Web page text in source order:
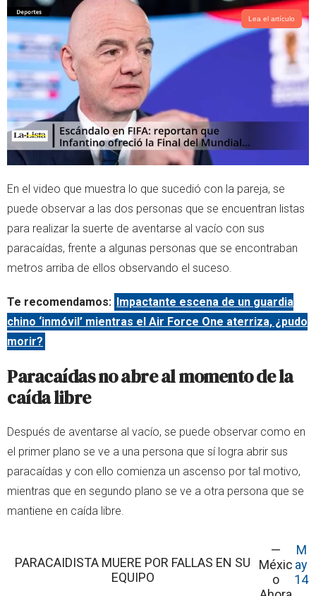
Lea el artículo
En el video que muestra lo que sucedió con la pareja, se
puede observar a las dos personas que se encuentran listas
para realizar la suerte de aventarse al vacío con sus
paracaídas, frente a algunas personas que se encontraban
metros arriba de ellos observando el suceso.
Te recomendamos: Impactante escena de un guardia
chino ‘inmóvil’ mientras el Air Force One aterriza, ¿pudo
morir?
Paracaídas no abre al momento de la
caída libre
Después de aventarse al vacío, se puede observar como en
el primer plano se ve a una persona que sí logra abrir sus
paracaídas y con ello comienza un ascenso por tal motivo,
mientras que en segundo plano se ve a otra persona que se
mantiene en caída libre.
PARACAIDISTA MUERE POR FALLAS EN SU
EQUIPO
—
Méxic
o
M
ay
14